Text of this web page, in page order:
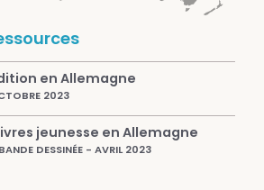
en Allemagne
2023
jeunesse en Allemagne
DESSINÉE - AVRIL 2023